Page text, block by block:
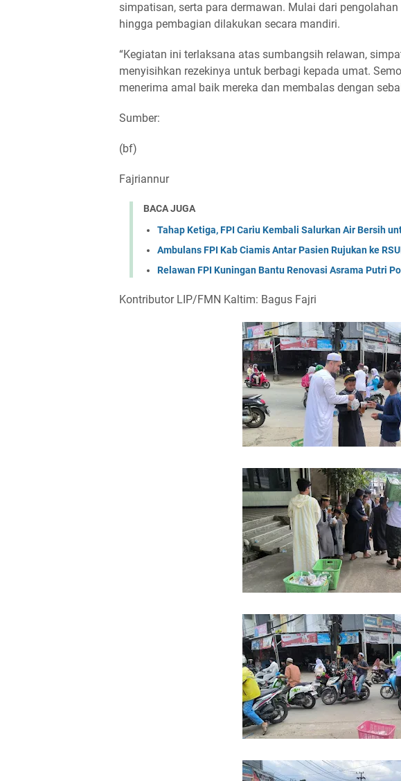
simpatisan, serta para dermawan. Mulai dari
hingga pembagian dilakukan secara mandiri.
“Kegiatan ini terlaksana atas sumbangsih relawan,
menyisihkan rezekinya untuk berbagi kepada umat.
menerima amal baik mereka dan membalas dengan
Sumber:
(bf)
Fajriannur
BACA JUGA
Tahap Ketiga, FPI Cariu Kembali Salurkan Air Bersih
Ambulans FPI Kab Ciamis Antar Pasien Rujukan ke
Relawan FPI Kuningan Bantu Renovasi Asrama Putri
Kontributor LIP/FMN Kaltim: Bagus Fajri